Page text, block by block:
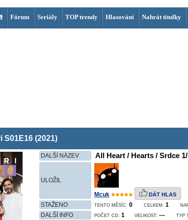
Fórum Seriály TOP trendy Hlasování Nahrát titulky
S01E16 (2021)
DALŠÍ NÁZEV All Heart / Hearts / Srdce 1/
ULOŽIL
Mcuk DÁT HLAS
STAŽENO
TENTO MĚSÍC: 0 CELKEM: 1
DALŠÍ INFO
POČET CD: 1 VELIKOST: --- TYP